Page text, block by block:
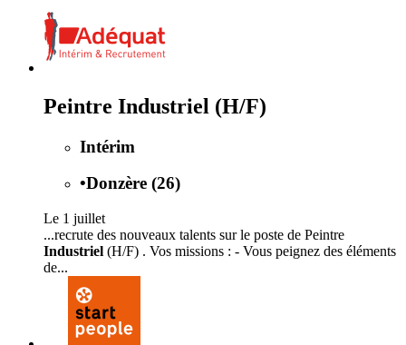
Peintre Industriel (H/F)
Intérim
•Donzère (26)
Le 1 juillet
...recrute des nouveaux talents sur le poste de Peintre
Industriel (H/F) . Vos missions : - Vous peignez des éléments
de...